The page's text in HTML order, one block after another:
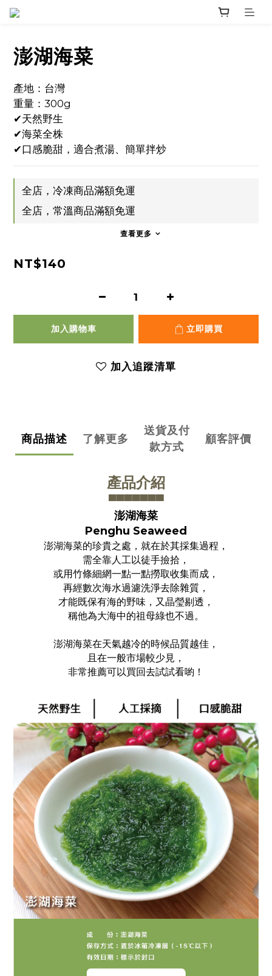
澎湖海菜
產地：台灣
重量：300g
✔天然野生
✔海菜全株
✔口感脆甜，適合煮湯、簡單拌炒
全店，冷凍商品滿額免運
全店，常溫商品滿額免運
查看更多
NT$140
加入購物車 立即購買
加入追蹤清單
商品描述 了解更多
送貨及付
款方式
顧客評價
產品介紹
▀▀▀▀▀▀▀
澎湖海菜
Penghu Seaweed
澎湖海菜的珍貴之處，就在於其採集過程，
需全靠人工以徒手撿拾，
或用竹條細網一點一點撈取收集而成，
再經數次海水過濾洗淨去除雜質，
才能既保有海的野味， 又晶瑩剔透，
稱他為大海中的祖母綠也不過。
澎湖海菜在天氣越冷的時候品質越佳，
且在一般市場較少見，
非常推薦可以買回去試試看喲！